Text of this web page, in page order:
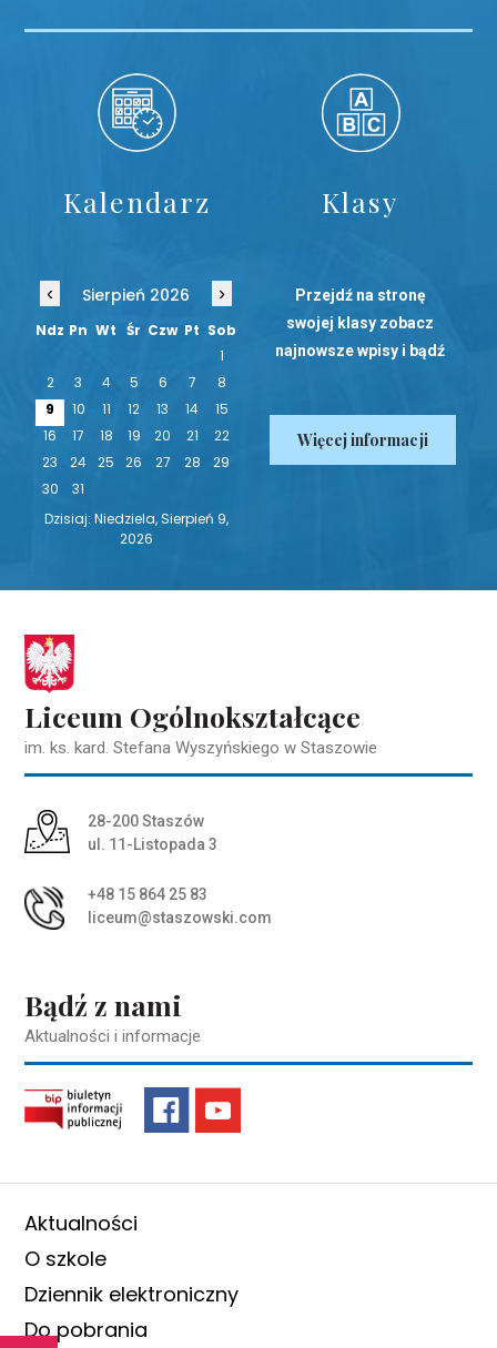
Kalendarz
‹ Sierpień 2026 ›
Ndz Pn Wt Śr Czw Pt Sob
1
2
3 4 5 6 7
8
9
10 11 12 13 14
15
16
17 18 19 20 21
22
23
24 25 26 27 28
29
30
31
Dzisiaj: Niedziela, Sierpień 9,
2026
Klasy
Przejdź na stronę
swojej klasy zobacz
najnowsze wpisy i bądź
Więcej informacji
Liceum Ogólnokształcące
im. ks. kard. Stefana Wyszyńskiego w Staszowie
Adres pocztowy:
28-200 Staszów
ul. 11-Listopada 3
+48 15 864 25 83
liceum@staszowski.com
Bądź z nami
Aktualności i informacje
Aktualności
O szkole
Dziennik elektroniczny
Do pobrania